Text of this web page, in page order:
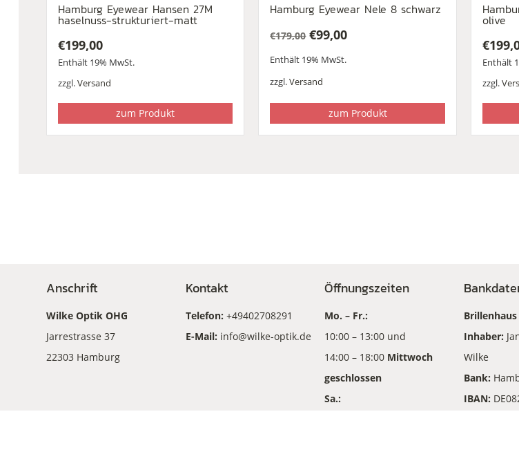
Hamburg Eyewear Hansen 27M
haselnuss-strukturiert-matt
€199,00
Enthält 19% MwSt.
zzgl.Versand
zum Produkt
Hamburg Eyewear Nele 8 schwarz
€179,00
Preis
war:
€179,00
€99,00
Preis
ist:
€99,00.
Enthält 19% MwSt.
zzgl.Versand
zum Produkt
olive
€
Enthält
zzgl.
Anschrift
Wilke Optik OHG
Jarrestrasse 37
22303 Hamburg
Kontakt
Telefon: +49402708291
E-Mail: info@wilke-optik.de
Öffnungszeiten
Mo. – Fr.:
10:00 – 13:00 und
14:00 – 18:00 Mittwoch
geschlossen
Sa.:
Inhaber:
Wilke
Bank:
IBAN: